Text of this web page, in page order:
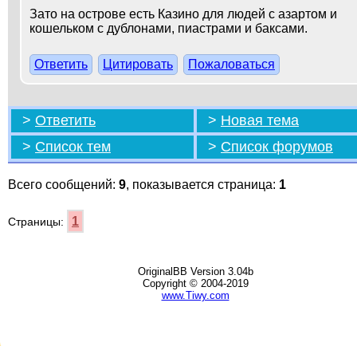
Зато на острове есть Казино для людей с азартом и
кошельком с дублонами, пиастрами и баксами.
Ответить Цитировать Пожаловаться
> Ответить > Новая тема
> Список тем > Список форумов
Всего сообщений: 9, показывается страница: 1
Страницы: 1
OriginalBB Version 3.04b
Copyright © 2004-2019
www.Tiwy.com